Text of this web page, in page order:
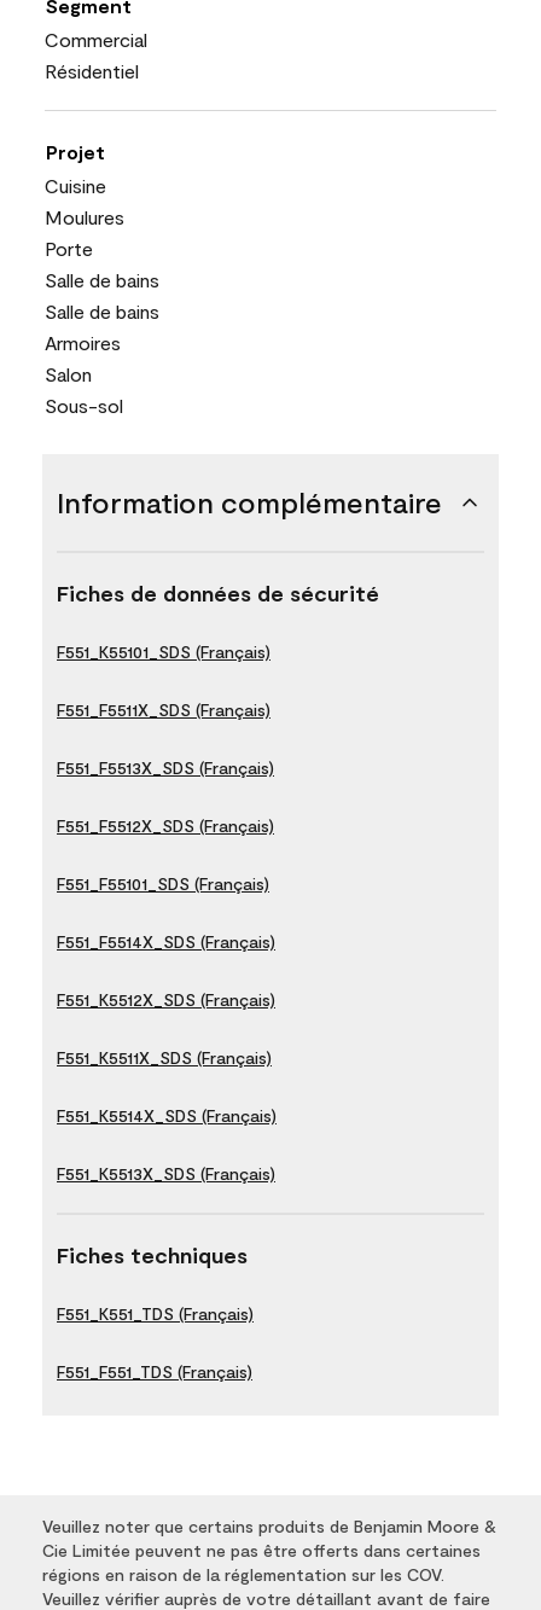
Segment
Commercial
Résidentiel
Projet
Cuisine
Moulures
Porte
Salle de bains
Salle de bains
Armoires
Salon
Sous-sol
Information complémentaire
Fiches de données de sécurité
F551_K55101_SDS (Français)
F551_F5511X_SDS (Français)
F551_F5513X_SDS (Français)
F551_F5512X_SDS (Français)
F551_F55101_SDS (Français)
F551_F5514X_SDS (Français)
F551_K5512X_SDS (Français)
F551_K5511X_SDS (Français)
F551_K5514X_SDS (Français)
F551_K5513X_SDS (Français)
Fiches techniques
F551_K551_TDS (Français)
F551_F551_TDS (Français)
Veuillez noter que certains produits de Benjamin Moore &
Cie Limitée peuvent ne pas être offerts dans certaines
régions en raison de la réglementation sur les COV.
Veuillez vérifier auprès de votre détaillant avant de faire